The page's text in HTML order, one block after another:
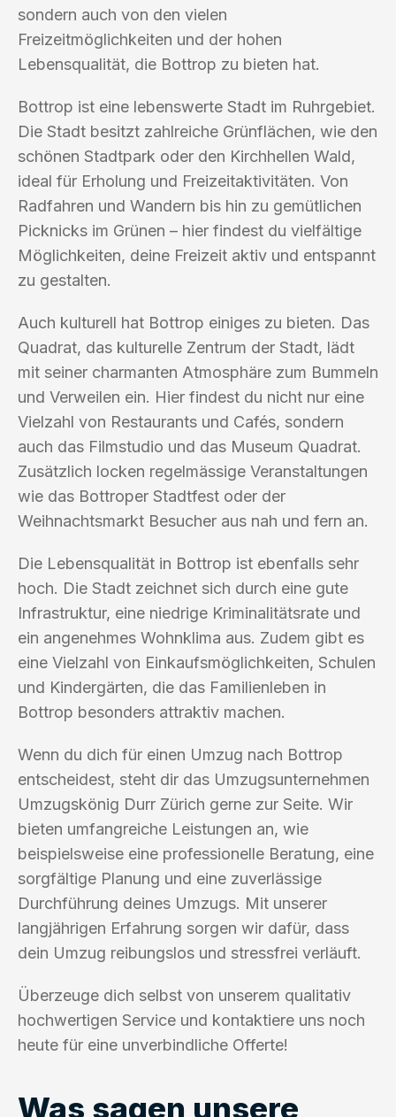
sondern auch von den vielen
Freizeitmöglichkeiten und der hohen
Lebensqualität, die Bottrop zu bieten hat.
Bottrop ist eine lebenswerte Stadt im Ruhrgebiet.
Die Stadt besitzt zahlreiche Grünflächen, wie den
schönen Stadtpark oder den Kirchhellen Wald,
ideal für Erholung und Freizeitaktivitäten. Von
Radfahren und Wandern bis hin zu gemütlichen
Picknicks im Grünen – hier findest du vielfältige
Möglichkeiten, deine Freizeit aktiv und entspannt
zu gestalten.
Auch kulturell hat Bottrop einiges zu bieten. Das
Quadrat, das kulturelle Zentrum der Stadt, lädt
mit seiner charmanten Atmosphäre zum Bummeln
und Verweilen ein. Hier findest du nicht nur eine
Vielzahl von Restaurants und Cafés, sondern
auch das Filmstudio und das Museum Quadrat.
Zusätzlich locken regelmässige Veranstaltungen
wie das Bottroper Stadtfest oder der
Weihnachtsmarkt Besucher aus nah und fern an.
Die Lebensqualität in Bottrop ist ebenfalls sehr
hoch. Die Stadt zeichnet sich durch eine gute
Infrastruktur, eine niedrige Kriminalitätsrate und
ein angenehmes Wohnklima aus. Zudem gibt es
eine Vielzahl von Einkaufsmöglichkeiten, Schulen
und Kindergärten, die das Familienleben in
Bottrop besonders attraktiv machen.
Wenn du dich für einen Umzug nach Bottrop
entscheidest, steht dir das Umzugsunternehmen
Umzugskönig Durr Zürich gerne zur Seite. Wir
bieten umfangreiche Leistungen an, wie
beispielsweise eine professionelle Beratung, eine
sorgfältige Planung und eine zuverlässige
Durchführung deines Umzugs. Mit unserer
langjährigen Erfahrung sorgen wir dafür, dass
dein Umzug reibungslos und stressfrei verläuft.
Überzeuge dich selbst von unserem qualitativ
hochwertigen Service und kontaktiere uns noch
heute für eine unverbindliche Offerte!
Was sagen unsere